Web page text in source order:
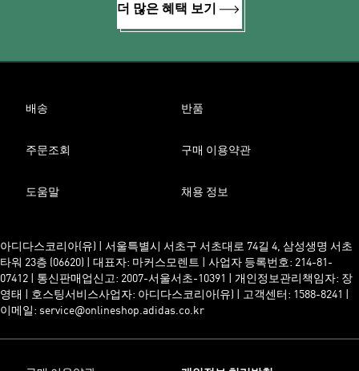
더 많은 혜택 보기
배송 반품
주문조회 구매 이용약관
도움말 채용 정보
아디다스코리아(유) | 서울특별시 서초구 서초대로 74길 4, 삼성생명 서초
타워 23층 (06620) | 대표자: 마커스모렌트 | 사업자 등록번호: 214-81-
07412 | 통신판매업신고: 2007-서울서초-10391 | 개인정보관리책임자: 장
영태 | 호스팅서비스사업자: 아디다스코리아(유) | 고객센터: 1588-8241 |
이메일: service@onlineshop.adidas.co.kr